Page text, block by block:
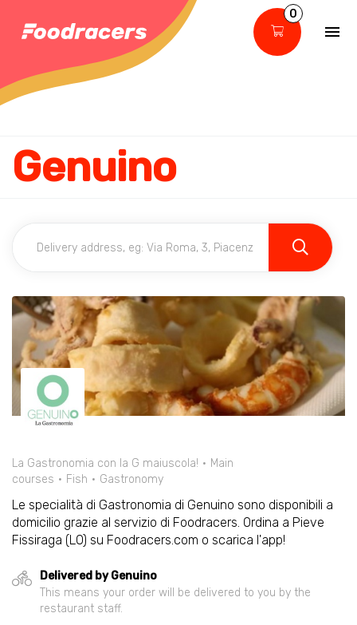
0
Genuino
La Gastronomia con la G maiuscola!
Main
courses
Fish Gastronomy
Le specialità di Gastronomia di Genuino sono disponibili a
domicilio grazie al servizio di Foodracers. Ordina a Pieve
Fissiraga (LO) su Foodracers.com o scarica l'app!
Delivered by Genuino
This means your order will be delivered to you by the
restaurant staff.